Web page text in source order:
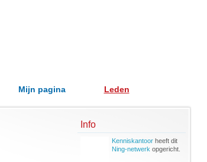
Mijn pagina Leden
Info
Kenniskantoorheeft dit
Ning-netwerk opgericht.